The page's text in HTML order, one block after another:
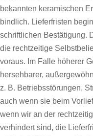
bekannten keramischen
bindlich. Lieferfristen
schriftlichen Bestätigung.
die rechtzeitige
voraus. Im Falle höherer
hersehbarer,
z. B. Betriebsstörungen,
auch wenn sie beim
wenn wir an der
verhindert sind, die